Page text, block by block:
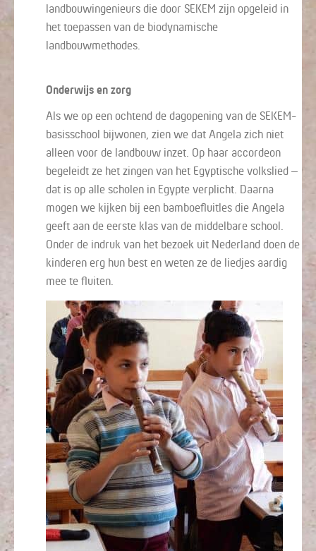
landbouwingenieurs die door SEKEM zijn opgeleid in
het toepassen van de biodynamische
landbouwmethodes.
Onderwijs en zorg
Als we op een ochtend de dagopening van de SEKEM-
basisschool bijwonen, zien we dat Angela zich niet
alleen voor de landbouw inzet. Op haar accordeon
begeleidt ze het zingen van het Egyptische volkslied –
dat is op alle scholen in Egypte verplicht. Daarna
mogen we kijken bij een bamboefluitles die Angela
geeft aan de eerste klas van de middelbare school.
Onder de indruk van het bezoek uit Nederland doen de
kinderen erg hun best en weten ze de liedjes aardig
mee te fluiten.